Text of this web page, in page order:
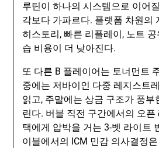
루틴이 하나의 시스템으로 이어
각보다 가파르다. 플랫폼 차원의
히스토리, 빠른 리플레이, 노트
습 비용이 더 낮아진다.
또 다른 B 플레이어는 토너먼트
중에는 저바이인 다중 레지스트
읽고, 주말에는 상금 구조가 풍부
린다. 버블 직전 구간에서의 오픈
택에게 압박을 거는 3-벳 라이트
이블에서의 ICM 민감 의사결정